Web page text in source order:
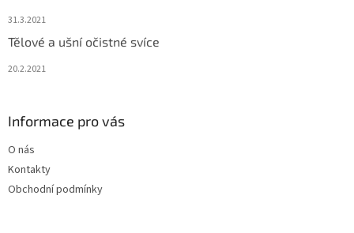
31.3.2021
Tělové a ušní očistné svíce
20.2.2021
Informace pro vás
O nás
Kontakty
Obchodní podmínky